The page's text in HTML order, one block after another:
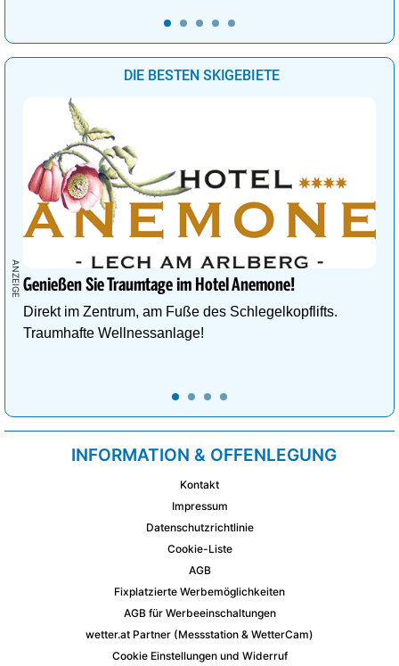
DIE BESTEN SKIGEBIETE
Genießen Sie Traumtage im Hotel Anemone!
Direkt im Zentrum, am Fuße des Schlegelkopflifts.
Traumhafte Wellnessanlage!
INFORMATION & OFFENLEGUNG
Kontakt
Impressum
Datenschutzrichtlinie
Cookie-Liste
AGB
Fixplatzierte Werbemöglichkeiten
AGB für Werbeeinschaltungen
wetter.at Partner (Messstation & WetterCam)
Cookie Einstellungen und Widerruf